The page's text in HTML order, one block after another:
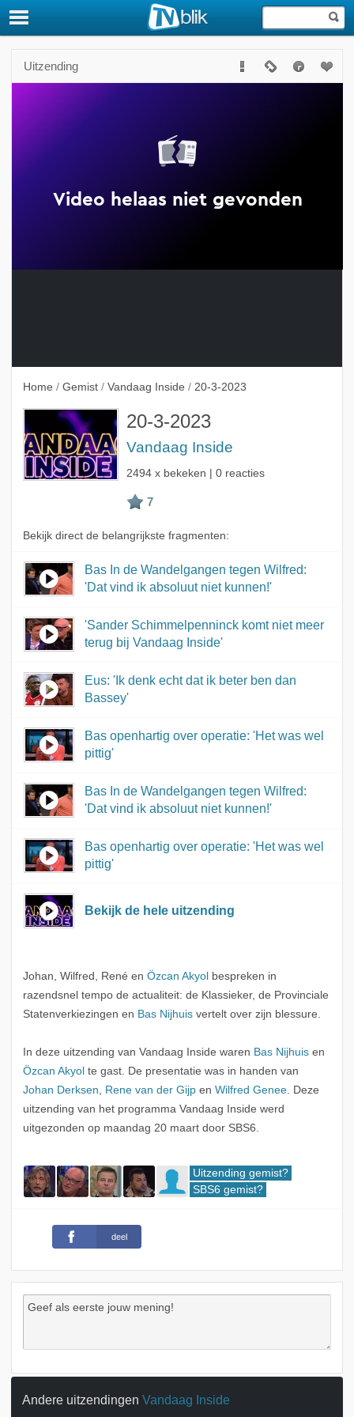
Uitzending
Home / Gemist / Vandaag Inside / 20-3-2023
20-3-2023
Vandaag Inside
2494 x bekeken | 0 reacties
Bekijk direct de belangrijkste fragmenten:
Bas In de Wandelgangen tegen Wilfred:
'Dat vind ik absoluut niet kunnen!'
'Sander Schimmelpenninck komt niet meer
terug bij Vandaag Inside'
Eus: 'Ik denk echt dat ik beter ben dan
Bassey'
Bas openhartig over operatie: 'Het was wel
pittig'
Bas In de Wandelgangen tegen Wilfred:
'Dat vind ik absoluut niet kunnen!'
Bas openhartig over operatie: 'Het was wel
pittig'
Bekijk de hele uitzending
Johan, Wilfred, René en Özcan Akyol bespreken in
razendsnel tempo de actualiteit: de Klassieker, de Provinciale
Statenverkiezingen en Bas Nijhuisvertelt over zijn blessure.
In deze uitzending van Vandaag Inside waren Bas Nijhuisen
Özcan Akyol te gast. De presentatie was in handen van
Johan Derksen, Rene van der Gijpen Wilfred Genee. Deze
uitzending van het programma Vandaag Inside werd
uitgezonden op maandag 20 maart door SBS6.
Uitzending gemist?
SBS6 gemist?
deel
Andere uitzendingen Vandaag Inside